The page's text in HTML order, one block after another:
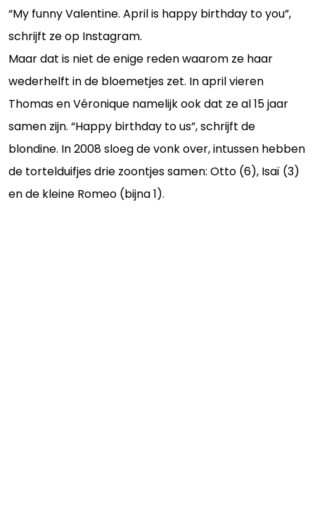
“My funny Valentine. April is happy birthday to you”,
schrijft ze op Instagram.
Maar dat is niet de enige reden waarom ze haar
wederhelft in de bloemetjes zet. In april vieren
Thomas en Véronique namelijk ook dat ze al 15 jaar
samen zijn. “Happy birthday to us”, schrijft de
blondine. In 2008 sloeg de vonk over, intussen hebben
de tortelduifjes drie zoontjes samen: Otto (6), Isaï (3)
en de kleine Romeo (bijna 1).